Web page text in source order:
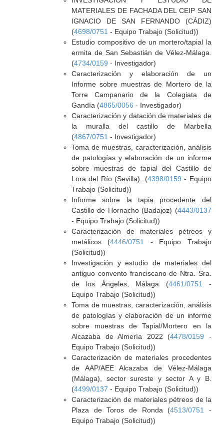
MATERIALES DE FACHADA DEL CEIP SAN
IGNACIO DE SAN FERNANDO (CÁDIZ)
(4698/0751 - Equipo Trabajo (Solicitud))
Estudio compositivo de un mortero/tapial la
ermita de San Sebastián de Vélez-Málaga.
(4734/0159 - Investigador)
Caracterización y elaboración de un
Informe sobre muestras de Mortero de la
Torre Campanario de la Colegiata de
Gandía (4865/0056 - Investigador)
Caracterización y datación de materiales de
la muralla del castillo de Marbella
(4867/0751 - Investigador)
Toma de muestras, caracterización, análisis
de patologías y elaboración de un informe
sobre muestras de tapial del Castillo de
Lora del Río (Sevilla). (4398/0159 - Equipo
Trabajo (Solicitud))
Informe sobre la tapia procedente del
Castillo de Hornacho (Badajoz) (4443/0137
- Equipo Trabajo (Solicitud))
Caracterización de materiales pétreos y
metálicos (4446/0751
- Equipo Trabajo
(Solicitud))
Investigación y estudio de materiales del
antiguo convento franciscano de Ntra. Sra.
de los Ángeles, Málaga (4461/0751
-
Equipo Trabajo (Solicitud))
Toma de muestras, caracterización, análisis
de patologías y elaboración de un informe
sobre muestras de Tapial/Mortero en la
Alcazaba de Almería 2022 (4478/0159 -
Equipo Trabajo (Solicitud))
Caracterización de materiales procedentes
de AAP/AEE Alcazaba de Vélez-Málaga
(Málaga), sector sureste y sector A y B.
(4499/0137 - Equipo Trabajo (Solicitud))
Caracterización de materiales pétreos de la
Plaza de Toros de Ronda (4513/0751
-
Equipo Trabajo (Solicitud))